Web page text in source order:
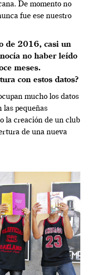
De momento no
fue ese nuestro
de 2016, casi un
no haber leído
meses.
con estos datos?
mucho los datos
las pequeñas
la creación de un club
de una nueva